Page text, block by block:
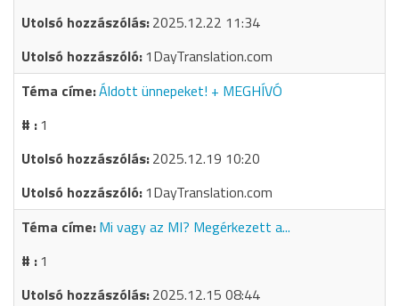
2025.12.22 11:34
1DayTranslation.com
Áldott ünnepeket! + MEGHÍVÓ
1
2025.12.19 10:20
1DayTranslation.com
Mi vagy az MI? Megérkezett a...
1
2025.12.15 08:44